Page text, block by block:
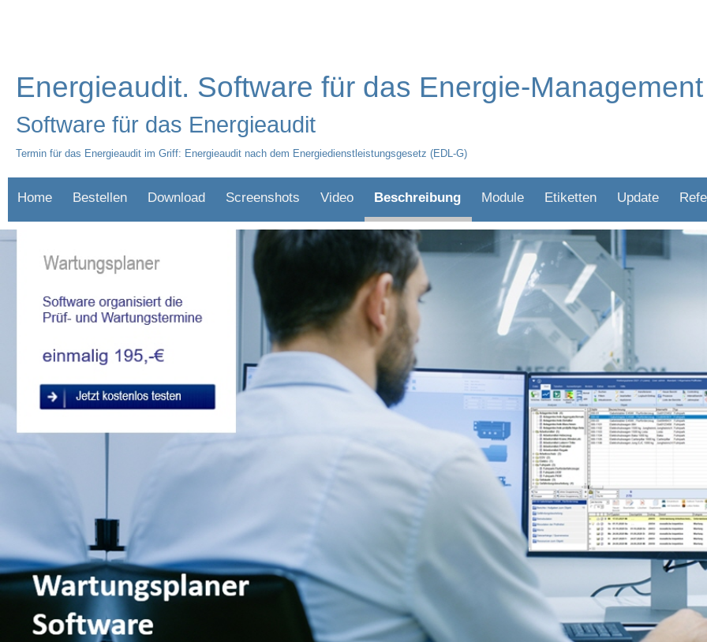
Energieaudit. Software für das Energie-Management
Software für das Energieaudit
Termin für das Energieaudit im Griff: Energieaudit nach dem Energiedienstleistungsgesetz (EDL-G)
Home Bestellen Download Screenshots Video Beschreibung Module Etiketten Update